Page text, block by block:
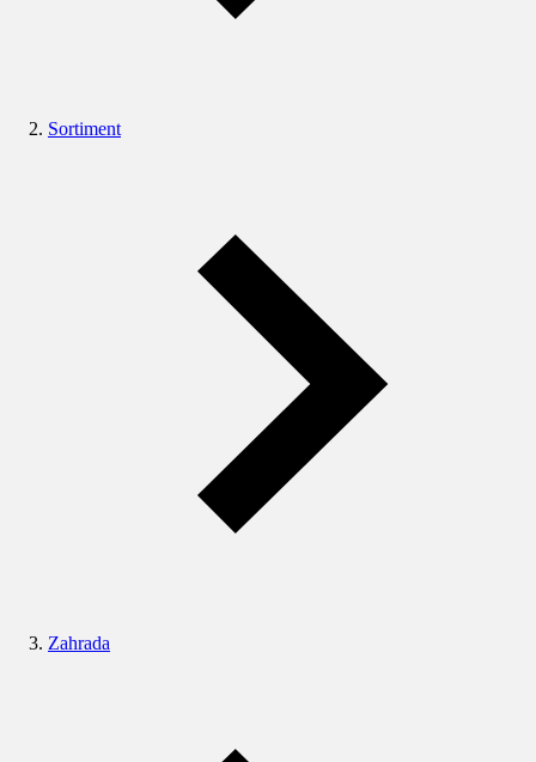
Sortiment
Zahrada